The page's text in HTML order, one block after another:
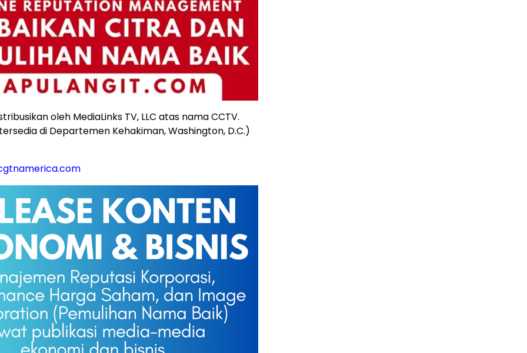
oleh MediaLinks TV, LLC atas nama CCTV.
di Departemen Kehakiman, Washington, D.C.)